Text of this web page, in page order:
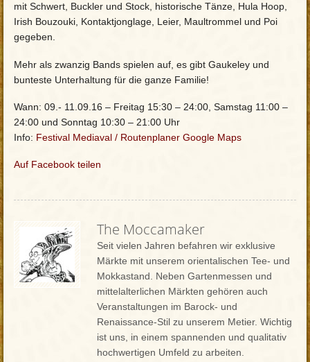
mit Schwert, Buckler und Stock, historische Tänze, Hula Hoop,
Irish Bouzouki, Kontaktjonglage, Leier, Maultrommel und Poi
gegeben.
Mehr als zwanzig Bands spielen auf, es gibt Gaukeley und
bunteste Unterhaltung für die ganze Familie!
Wann: 09.- 11.09.16 – Freitag 15:30 – 24:00, Samstag 11:00 –
24:00 und Sonntag 10:30 – 21:00 Uhr
Info: Festival Mediaval / Routenplaner Google Maps
Auf Facebook teilen
The Moccamaker
Seit vielen Jahren befahren wir exklusive
Märkte mit unserem orientalischen Tee- und
Mokkastand. Neben Gartenmessen und
mittelalterlichen Märkten gehören auch
Veranstaltungen im Barock- und
Renaissance-Stil zu unserem Metier. Wichtig
ist uns, in einem spannenden und qualitativ
hochwertigen Umfeld zu arbeiten.